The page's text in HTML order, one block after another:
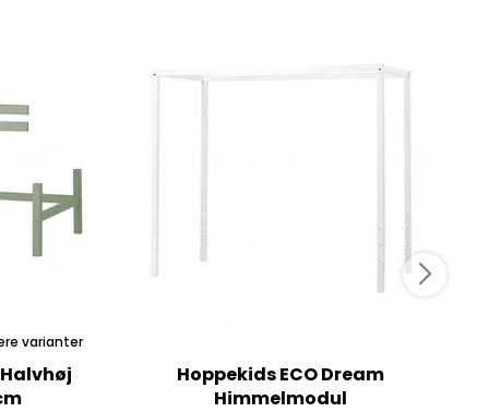
varianter
Hoppekids ECO Dream
Himmelmodul